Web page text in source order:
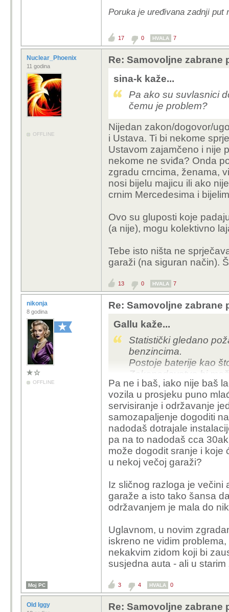
može ignorirati MUP-
Poruka je uređivana zadnji put
17 0 HVALA 7
Nuclear_Phoenix
11 godina
OFFLINE
Re: Samovoljne
sina-k kaže...
Pa ako su suvlasnici
čemu je problem?
Nijedan zakon/dogovor/
i Ustava. Ti bi nekome
Ustavom zajamčeno i nije
nekome ne sviđa? Onda
zgradu crncima, ženama,
nosi bijelu majicu ili ako
crnim Mercedesima i
Ovo su gluposti koje
(a nije), mogu kolektivno
Tebe isto ništa ne
garaži (na siguran način).
13 0 HVALA 7
nikonja
8 godina
OFFLINE
Re: Samovoljne
Gallu kaže...
Statistički gledano
benzincima.
Postoje baterije kao
Zakonodavstvo bi
dopušta samo
Pa ne i baš, iako nije baš
vozila u prosjeku puno
servisiranje i održavanje
samozapaljenje dogoditi
nadodaš dotrajale
pa na to nadodaš cca
može dogodit sranje i koje
u nekoj večoj garaži?
Iz sličnog razloga je večini
garaže a isto tako šansa
održavanjem je mala do
Uglavnom, u novim
iskreno ne vidim
nekakvim zidom koji bi
susjedna auta - ali u
Moj PC 3 4 HVALA 0
Old Iggy
Re: Samovoljne